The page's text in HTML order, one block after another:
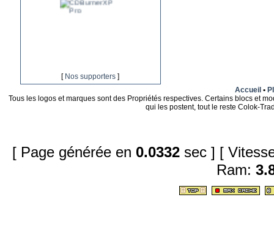
[ Nos supporters ]
Accueil •
Tous les logos et marques sont des Propriétés respectives. Certains blocs et
qui les postent, tout le reste Colok-
[ Page générée en 0.0332 sec ] [
Ram: